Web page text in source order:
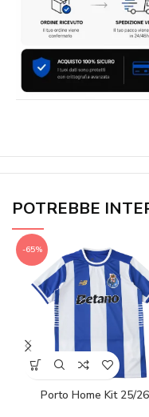
POTREBBE
-65%
Porto Home Kit 25/26